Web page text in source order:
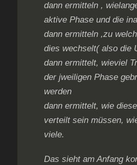
dann ermitteln ,
aktive Phase und die
dann ermitteln ,zu
dies wechselt( also die
dann ermittelt, wieviel
der jweiligen Phase
werden
dann ermittelt, wie
verteilt sein müssen,
viele.
Das sieht am Anfang